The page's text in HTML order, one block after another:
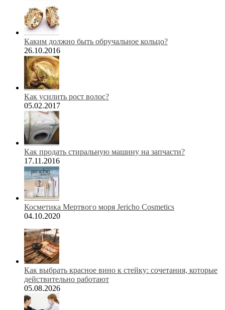
Каким должно быть обручальное кольцо?
26.10.2016
Как усилить рост волос?
05.02.2017
Как продать стиральную машину на запчасти?
17.11.2016
Косметика Мертвого моря Jericho Cosmetics
04.10.2020
Как выбрать красное вино к стейку: сочетания, которые
действительно работают
05.08.2026